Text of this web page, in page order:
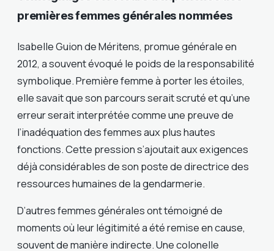
premières femmes générales nommées
Isabelle Guion de Méritens, promue générale en
2012, a souvent évoqué le poids de la responsabilité
symbolique. Première femme à porter les étoiles,
elle savait que son parcours serait scruté et qu’une
erreur serait interprétée comme une preuve de
l’inadéquation des femmes aux plus hautes
fonctions. Cette pression s’ajoutait aux exigences
déjà considérables de son poste de directrice des
ressources humaines de la gendarmerie.
D’autres femmes générales ont témoigné de
moments où leur légitimité a été remise en cause,
souvent de manière indirecte. Une colonelle